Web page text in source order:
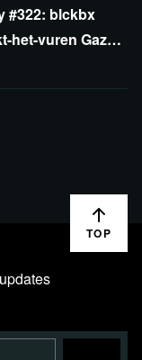
#322: blckbx
het-vuren Gaza?
TOP